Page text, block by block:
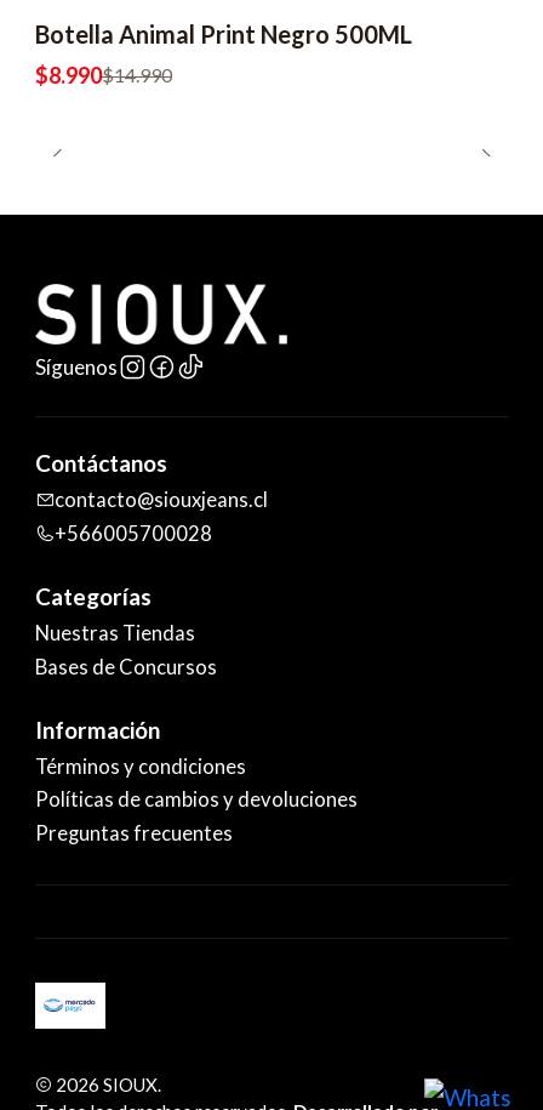
-40% OFF
Botella Animal Print Negro 500ML
$8.990$14.990
Síguenos
Contáctanos
contacto@siouxjeans.cl
+566005700028
Categorías
Nuestras Tiendas
Bases de Concursos
Información
Términos y condiciones
Políticas de cambios y devoluciones
Preguntas frecuentes
2026 SIOUX.